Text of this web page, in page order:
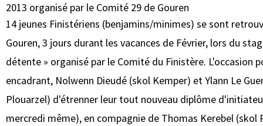
2013 organisé par le Comité 29 de Gouren
14 jeunes Finistériens (benjamins/minimes) se sont
Gouren, 3 jours durant les vacances de Février, lors du
détente » organisé par le Comité du Finistère. L'occasion
encadrant, Nolwenn Dieudé (skol Kemper) et Ylann Le
Plouarzel) d'étrenner leur tout nouveau diplôme
mercredi même), en compagnie de Thomas Kerebel (skol